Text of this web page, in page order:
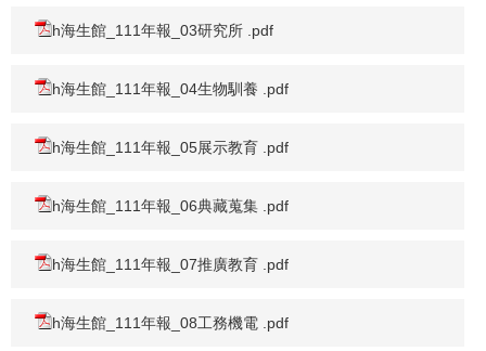
h海生館_111年報_03研究所 .pdf
h海生館_111年報_04生物馴養 .pdf
h海生館_111年報_05展示教育 .pdf
h海生館_111年報_06典藏蒐集 .pdf
h海生館_111年報_07推廣教育 .pdf
h海生館_111年報_08工務機電 .pdf